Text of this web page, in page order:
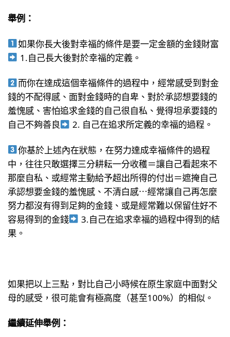
舉例：
如果你長大後對幸福的條件是要一定金額的金錢財富
1.自己長大後對於幸福的定義。
而你在達成這個幸福條件的過程中，經常感受到對金
錢的不配得感、面對金錢時的自卑、對於承認想要錢的
羞愧感、害怕追求金錢的自己很自私、覺得坦承要錢的
自己不夠善良
2. 自己在追求所定義的幸福的過程。
你基於上述內在狀態，在努力達成幸福條件的過程
中，往往只敢選擇三分耕耘一分收穫＝讓自己看起來不
那麼自私、或經常主動給予超出所得的付出＝遮掩自己
承認想要金錢的羞愧感、不清白感⋯經常讓自己再怎麼
努力都沒有得到足夠的金錢、或是經常難以保留住好不
容易得到的金錢
3.自己在追求幸福的過程中得到的結
果。
如果把以上三點，對比自己小時候在原生家庭中面對父
母的感受，很可能會有極高度（甚至100%）的相似。
繼續延伸舉例：